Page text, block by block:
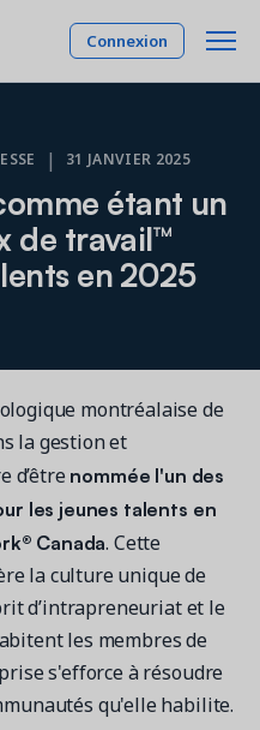
Connexion
vos membres
plateaux
comptabilité
bord
| 31 JANVIER 2025
étant un
de travail™
en 2025
montréalaise de
la gestion et
d’être nommée l'un des
les jeunes talents en
Canada. Cette
la culture unique de
d’intrapreneuriat et le
les membres de
s'efforce à résoudre
qu'elle habilite.